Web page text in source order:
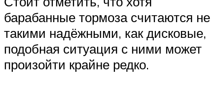
барабанные тормоза считаются не
такими надёжными, как дисковые,
подобная ситуация с ними может
произойти крайне редко.